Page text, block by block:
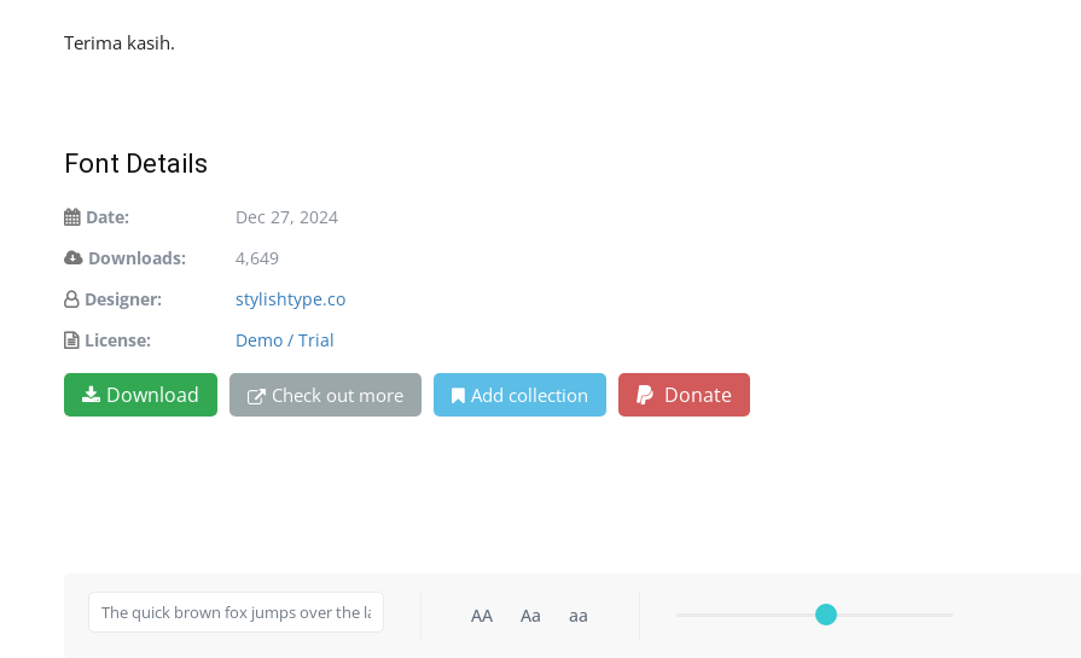
Terima kasih.
Font Details
Date:
Dec 27, 2024
Downloads:
4,649
Designer:
stylishtype.co
License:
Demo / Trial
Download Check out more Add collection Donate
AA Aa aa